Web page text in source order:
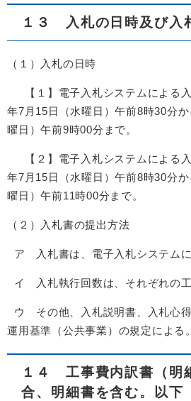
１３ 入札の日時及び入
（１）入札の日時
【１】電子入札システムによる
年7月15日（水曜日）午前8時30分
曜日）午前9時00分まで。
【２】電子入札システムによる
年7月15日（水曜日）午前8時30分
曜日）午前11時00分まで。
（２）入札書の提出方法
ア 入札書は、電子入札システムに
イ 入札執行回数は、それぞれの工
ウ その他、入札説明書、入札心
運用基準（公共事業）の規定による。
１４ 工事費内訳書（明
合、明細書を含む。以下